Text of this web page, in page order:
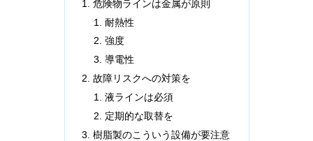
危険物ラインは金属が原則
耐熱性
強度
導電性
故障リスクへの対策を
液ラインは必須
定期的な取替を
樹脂製のこういう設備が要注意